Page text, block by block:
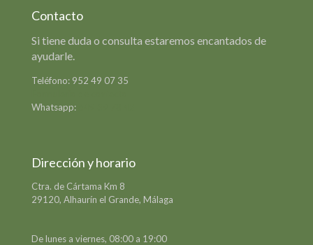
Contacto
Si tiene duda o consulta estaremos encantados de
ayudarle.
Teléfono: 952 49 07 35
Whatsapp:
Dirección y horario
Ctra. de Cártama Km 8
29120, Alhaurín el Grande, Málaga
De lunes a viernes, 08:00 a 19:00